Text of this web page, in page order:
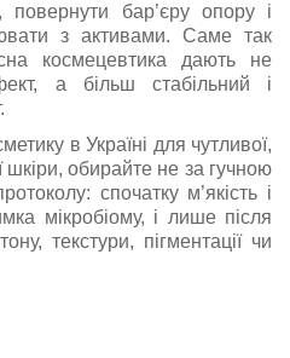
повернути бар’єру опору і
з активами. Саме так
космецевтика дають не
а більш стабільний і
в Україні для чутливої,
шкіри, обирайте не за гучною
спочатку м’якість і
мікробіому, і лише після
текстури, пігментації чи